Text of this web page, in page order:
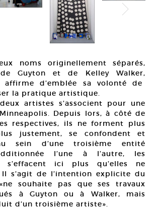
noms originellement séparés,
Guyton et de Kelley Walker,
affirme d’emblée sa volonté de
la pratique artistique.
artistes s’associent pour une
Depuis lors, à côté de
respectives, ils ne forment plus
justement, se confondent et
sein d’une troisième entité
l’une à l’autre, les
s’effacent ici plus qu’elles ne
Il s’agit de l’intention explicite du
souhaite pas que ses travaux
à Guyton ou à Walker, mais
d’un troisième artiste».